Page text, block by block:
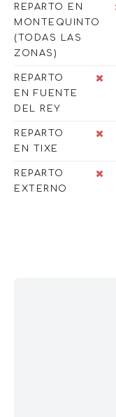
REPARTO EN
MONTEQUINTO
(TODAS LAS
ZONAS)
REPARTO
EN FUENTE
DEL REY
REPARTO
EN TIXE
REPARTO
EXTERNO